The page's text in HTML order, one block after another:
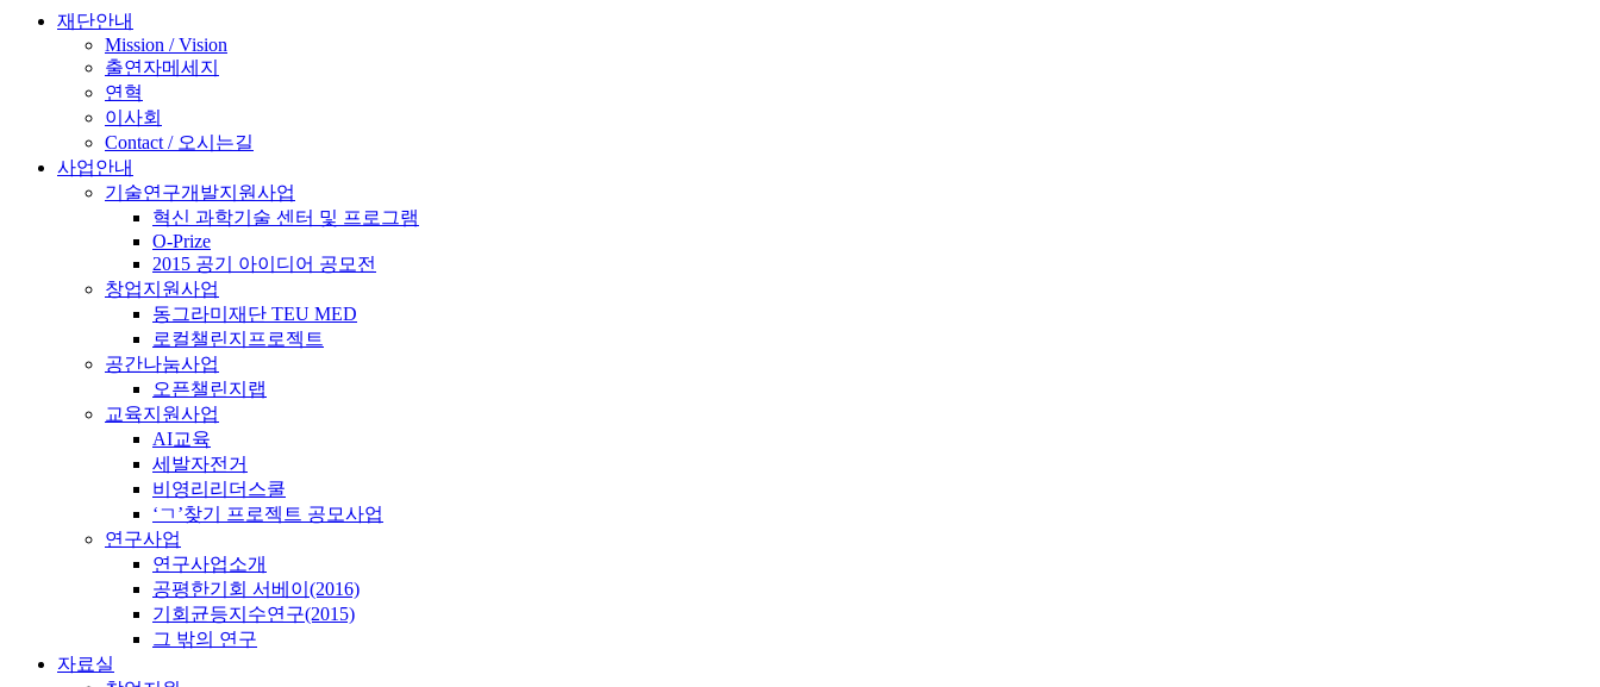
재단안내
Mission / Vision
출연자메세지
연혁
이사회
Contact / 오시는길
사업안내
기술연구개발지원사업
혁신 과학기술 센터 및 프로그램
O-Prize
2015 공기 아이디어 공모전
창업지원사업
동그라미재단 TEU MED
로컬챌린지프로젝트
공간나눔사업
오픈챌린지랩
교육지원사업
AI교육
세발자전거
비영리리더스쿨
‘ㄱ’찾기 프로젝트 공모사업
연구사업
연구사업소개
공평한기회 서베이(2016)
기회균등지수연구(2015)
그 밖의 연구
자료실